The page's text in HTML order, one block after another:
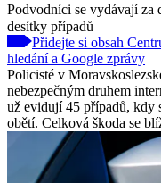
Podvodníci se vydávají za
desítky případů
Přidejte si obsah
hledání a Google zprávy
Policisté v
nebezpečným druhem
už evidují 45 případů, kdy
obětí. Celková škoda se